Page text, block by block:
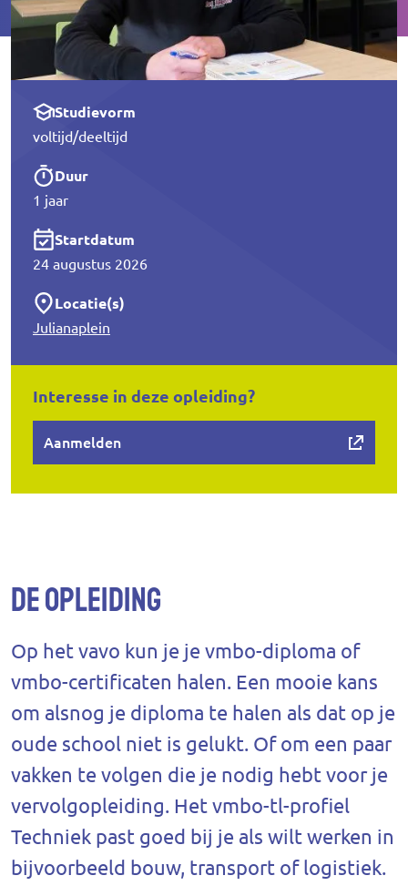
Studievorm
voltijd/deeltijd
Duur
1 jaar
Startdatum
24 augustus 2026
Locatie(s)
Julianaplein
Interesse in deze opleiding?
Aanmelden
De opleiding
Op het vavo kun je je vmbo-diploma of
vmbo-certificaten halen. Een mooie kans
om alsnog je diploma te halen als dat op je
oude school niet is gelukt. Of om een paar
vakken te volgen die je nodig hebt voor je
vervolgopleiding. Het vmbo-tl-profiel
Techniek past goed bij je als wilt werken in
bijvoorbeeld bouw, transport of logistiek.